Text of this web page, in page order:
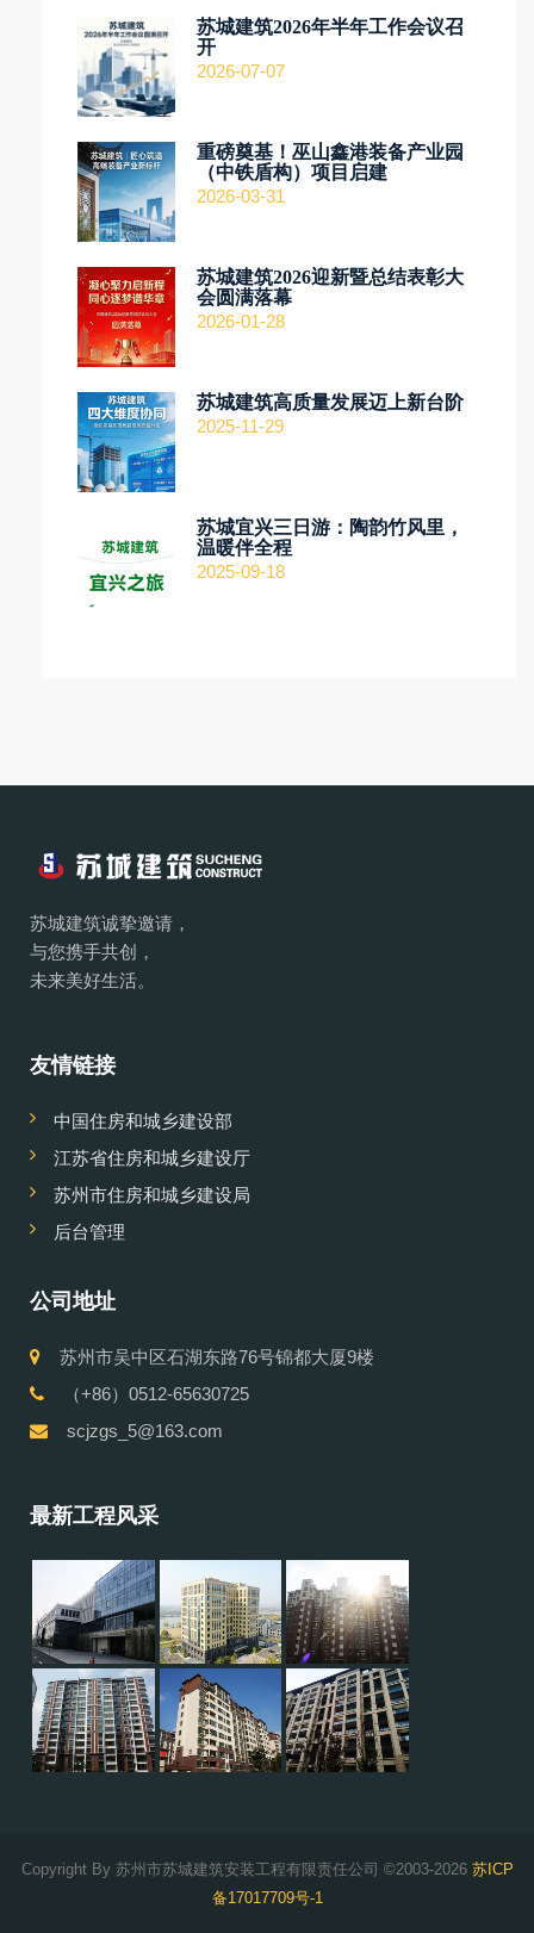
苏城建筑2026年半年工作会议召
开
2026-07-07
重磅奠基！巫山鑫港装备产业园
（中铁盾构）项目启建
2026-03-31
苏城建筑2026迎新暨总结表彰大
会圆满落幕
2026-01-28
苏城建筑高质量发展迈上新台阶
2025-11-29
苏城宜兴三日游：陶韵竹风里，
温暖伴全程
2025-09-18
苏城建筑诚挚邀请，
与您携手共创，
未来美好生活。
友情链接
中国住房和城乡建设部
江苏省住房和城乡建设厅
苏州市住房和城乡建设局
后台管理
公司地址
苏州市吴中区石湖东路76号锦都大厦9楼
（+86）0512-65630725
scjzgs_5@163.com
最新工程风采
Copyright By 苏州市苏城建筑安装工程有限责任公司 ©2003-2026 苏ICP
备17017709号-1